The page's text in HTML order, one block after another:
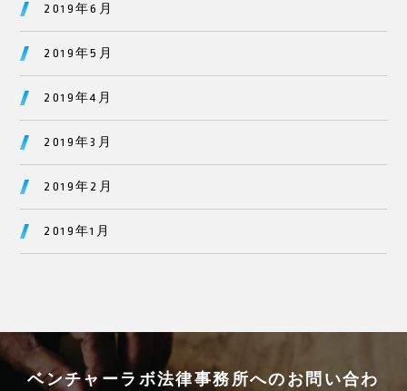
2019年6月
2019年5月
2019年4月
2019年3月
2019年2月
2019年1月
ベンチャーラボ法律事務所へのお問い合わ